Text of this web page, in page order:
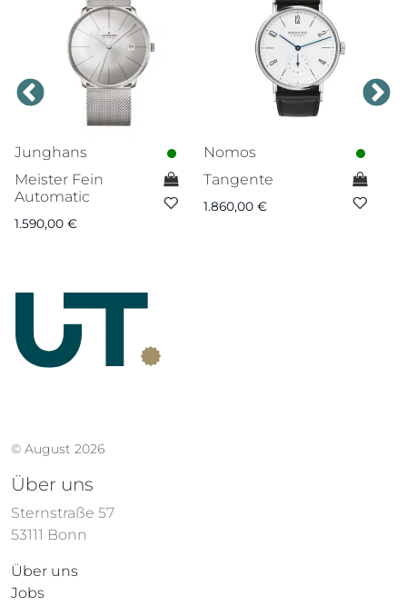
Junghans
Meister Fein
Automatic
1.590,00 €
Nomos
Tangente
1.860,00 €
© August 2026
Über uns
Sternstraße 57
53111 Bonn
Über uns
Jobs